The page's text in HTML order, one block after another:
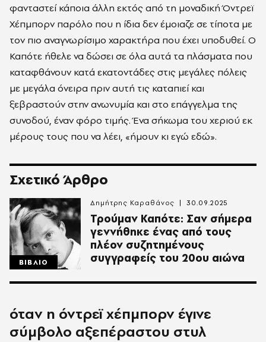
φανταστεί κάποια άλλη εκτός από τη μοναδική Όντρεϊ
Χέπμπορν παρόλο που η ίδια δεν έμοιαζε σε τίποτα με
τον πιο αναγνωρίσιμο χαρακτήρα που έχει υποδυθεί. Ο
Καπότε ήθελε να δώσει σε όλα αυτά τα πλάσματα που
καταφθάνουν κατά εκατοντάδες στις μεγάλες πόλεις
με μεγάλα όνειρα πριν αυτή τις καταπιεί και
ξεβραστούν στην ανωνυμία και στο επάγγελμα της
συνοδού, έναν φόρο τιμής. Ένα σήκωμα του χεριού εκ
μέρους τους που να λέει, «ήμουν κι εγώ εδώ».
Σχετικό Άρθρο
ΒΙΒΛΙΟ
Τρούμαν Καπότε: Σαν σήμερα
γεννήθηκε ένας από τους
πλέον συζητημένους
συγγραφείς του 20ου αιώνα
Δημήτρης Καραθάνος 30.09.2025
όταν η όντρεϊ χέπμπορν έγινε
σύμβολο αξεπέραστου στυλ